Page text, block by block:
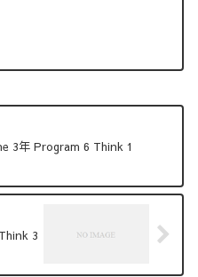
3年 Program 6 Think 1
3